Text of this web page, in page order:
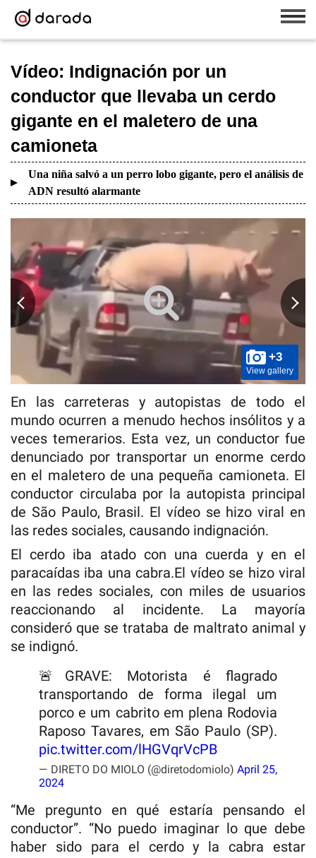
Vídeo: Indignación por un
conductor que llevaba un cerdo
gigante en el maletero de una
camioneta
Una niña salvó a un perro lobo gigante, pero el análisis de
ADN resultó alarmante
+3
View gallery
En las carreteras y autopistas de todo el
mundo ocurren a menudo hechos insólitos y a
veces temerarios. Esta vez, un conductor fue
denunciado por transportar un enorme cerdo
en el maletero de una pequeña camioneta. El
conductor circulaba por la autopista principal
de São Paulo, Brasil. El vídeo se hizo viral en
las redes sociales, causando indignación.
El cerdo iba atado con una cuerda y en el
paracaídas iba una cabra.El vídeo se hizo viral
en las redes sociales, con miles de usuarios
reaccionando al incidente. La mayoría
consideró que se trataba de maltrato animal y
se indignó.
🚨GRAVE: Motorista é flagrado
transportando de forma ilegal um
porco e um cabrito em plena Rodovia
Raposo Tavares, em São Paulo (SP).
pic.twitter.com/lHGVqrVcPB
— DIRETO DO MIOLO (@diretodomiolo) April 25,
2024
“Me pregunto en qué estaría pensando el
conductor”. “No puedo imaginar lo que debe
haber sido para el cerdo y la cabra estar